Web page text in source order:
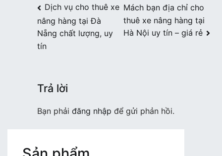
Điều
hướng
bài
Dịch vụ cho thuê xe
nâng hàng tại Đà
Nẵng chất lượng, uy
tín
Mách bạn địa chỉ cho
thuê xe nâng hàng tại
Hà Nội uy tín – giá rẻ
Trả lời
Bạn phải đăng nhập để gửi phản hồi.